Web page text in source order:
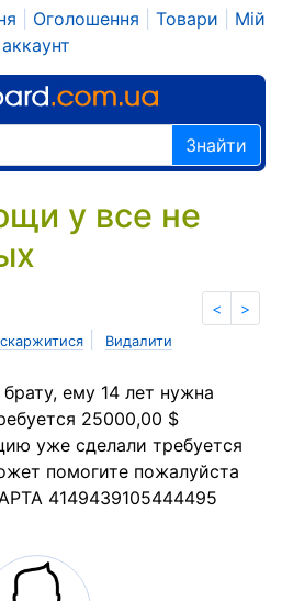
Оголошення Товари
Мій
аккаунт
Знайти
у все не
< >
Видалити
ему 14 лет нужна
25000,00 $
уже сделали требуется
помогите пожалуйста
4149439105444495